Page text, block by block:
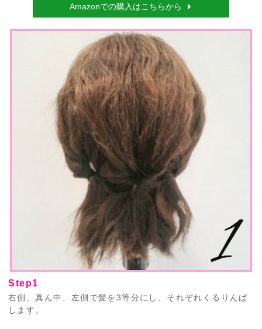
Amazonでの購入はこちらから
Step1
右側、真ん中、左側で髪を3等分にし、それぞれくるりんぱ
します。